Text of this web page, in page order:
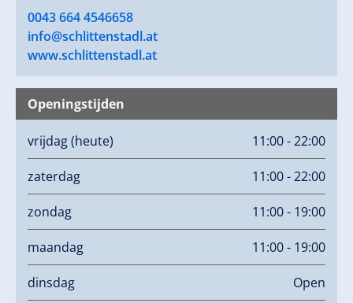
0043 664 4546658
info@schlittenstadl.at
www.schlittenstadl.at
Openingstijden
vrijdag(heute) 11:00 - 22:00
zaterdag 11:00 - 22:00
zondag 11:00 - 19:00
maandag 11:00 - 19:00
dinsdag Open